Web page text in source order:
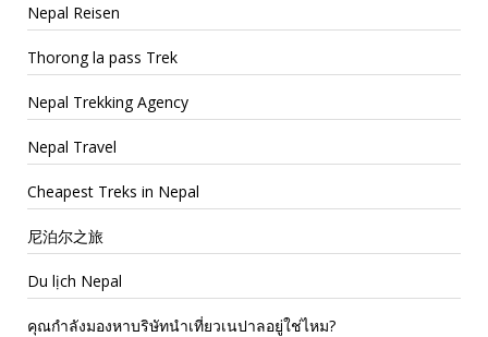
Nepal Reisen
Thorong la pass Trek
Nepal Trekking Agency
Nepal Travel
Cheapest Treks in Nepal
尼泊尔之旅
Du lịch Nepal
คุณกำลังมองหาบริษัทนำเที่ยวเนปาลอยู่ใช่ไหม?